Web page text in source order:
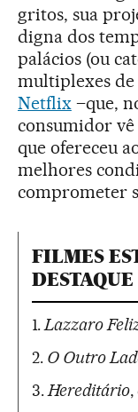
gritos, sua
digna dos
palácios (ou
multiplexes de
Netflix–que,
consumidor vê
que ofereceu
melhores
comprometer
FILMES
DESTAQUE
1.Lazzaro
2. O Outro
3.Hereditário